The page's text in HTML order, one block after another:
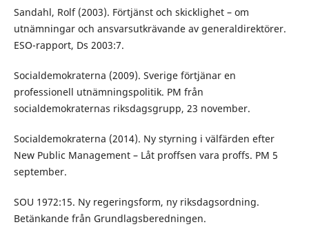
Sandahl, Rolf (2003). Förtjänst och skicklighet – om
utnämningar och ansvarsutkrävande av generaldirektörer.
ESO-rapport, Ds 2003:7.
Socialdemokraterna (2009). Sverige förtjänar en
professionell utnämningspolitik. PM från
socialdemokraternas riksdagsgrupp, 23 november.
Socialdemokraterna (2014). Ny styrning i välfärden efter
New Public Management – Låt proffsen vara proffs. PM 5
september.
SOU 1972:15. Ny regeringsform, ny riksdagsordning.
Betänkande från Grundlagsberedningen.